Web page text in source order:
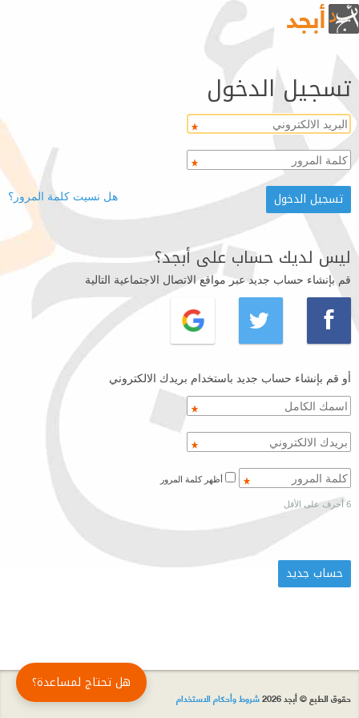
تسجيل الدخول
هل نسيت كلمة المرور؟
ليس لديك حساب على أبجد؟
قم بإنشاء حساب جديد عبر مواقع الاتصال الاجتماعية التالية
أو قم بإنشاء حساب جديد باستخدام بريدك الالكتروني
6 أحرف على الأقل
حقوق الطبع © أبجد 2026 شروط وأحكام الاستخدام
هل تحتاج لمساعدة؟